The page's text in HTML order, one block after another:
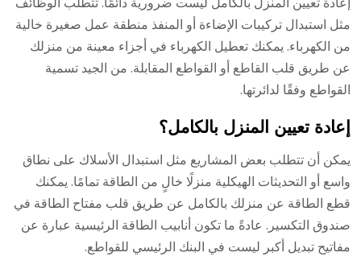
مثل استبدال تركيبات الإضاءة أو المنفذ منطقة عمل صغيرة خالية
من الكهرباء. يمكنك تعطيل الكهرباء في أجزاء معينة من منزلك
عن طريق قلب القاطع أو القواطع المقابلة. من الجيد تسمية
القواطع وفقًا لدائرتها.
إعادة تعيين المنزل بالكامل؟
يمكن أن تتطلب بعض المشاريع مثل استبدال الأسلاك على نطاق
واسع أو التحديثات الهيكلية منزلًا خالٍ من الطاقة تمامًا. يمكنك
قطع الطاقة عن منزلك بالكامل عن طريق قلب مفتاح الطاقة في
صندوق التكسير. عادةً ما تكون أنابيب الطاقة الرئيسية عبارة عن
مفاتيح تبديل أكبر ليست في البنك الرئيسي للقواطع.